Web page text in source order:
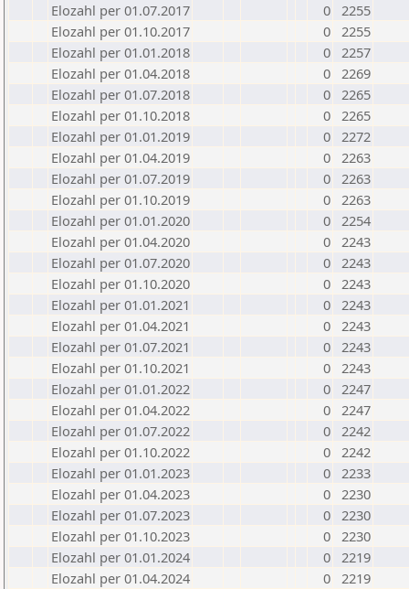
Elozahl per 01.07.2017
0 2255
Elozahl per 01.10.2017
0 2255
Elozahl per 01.01.2018
0 2257
Elozahl per 01.04.2018
0 2269
Elozahl per 01.07.2018
0 2265
Elozahl per 01.10.2018
0 2265
Elozahl per 01.01.2019
0 2272
Elozahl per 01.04.2019
0 2263
Elozahl per 01.07.2019
0 2263
Elozahl per 01.10.2019
0 2263
Elozahl per 01.01.2020
0 2254
Elozahl per 01.04.2020
0 2243
Elozahl per 01.07.2020
0 2243
Elozahl per 01.10.2020
0 2243
Elozahl per 01.01.2021
0 2243
Elozahl per 01.04.2021
0 2243
Elozahl per 01.07.2021
0 2243
Elozahl per 01.10.2021
0 2243
Elozahl per 01.01.2022
0 2247
Elozahl per 01.04.2022
0 2247
Elozahl per 01.07.2022
0 2242
Elozahl per 01.10.2022
0 2242
Elozahl per 01.01.2023
0 2233
Elozahl per 01.04.2023
0 2230
Elozahl per 01.07.2023
0 2230
Elozahl per 01.10.2023
0 2230
Elozahl per 01.01.2024
0 2219
Elozahl per 01.04.2024
0 2219